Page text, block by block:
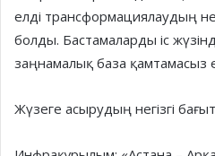
елді трансформациялаудың
болды. Бастамаларды іс
заңнамалық база қамтамасыз
Жүзеге асырудың негізгі